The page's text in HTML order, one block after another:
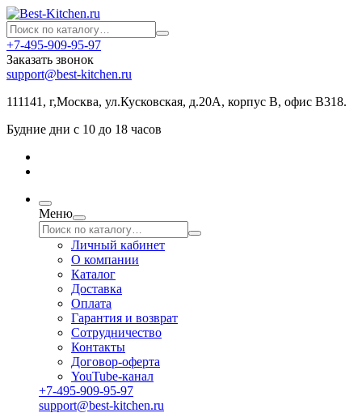
+7-495-909-95-97
Заказать звонок
support@best-kitchen.ru
111141, г,Москва, ул.Кусковская, д.20А, корпус В, офис В318.
Будние дни с 10 до 18 часов
Меню
Личный кабинет
О компании
Каталог
Доставка
Оплата
Гарантия и возврат
Сотрудничество
Контакты
Договор-оферта
YouTube-канал
+7-495-909-95-97
support@best-kitchen.ru